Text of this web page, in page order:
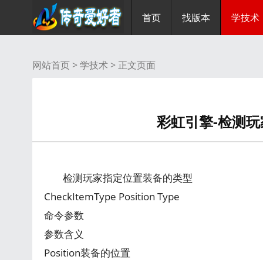
首页 找版本 学技术
网站首页 >学技术 > 正文页面
彩虹引擎-检测
检测玩家指定位置装备的类型
CheckItemType Position Type
命令参数
参数含义
Position装备的位置